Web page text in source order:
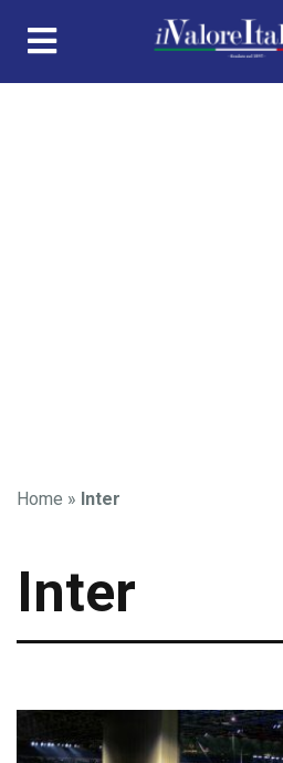
Home » Inter
Inter